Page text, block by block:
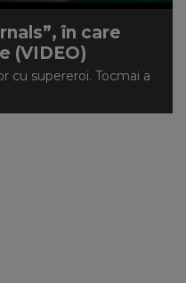
în care
(VIDEO)
cu supereroi. Tocmai a